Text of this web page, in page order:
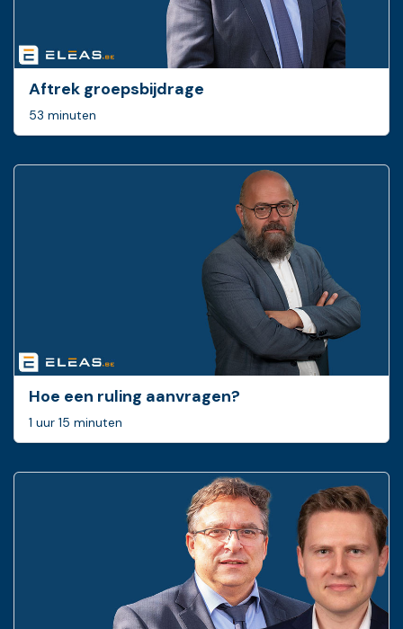
Aftrek groepsbijdrage
53 minuten
Hoe een ruling ­aanvragen?
1 uur 15 minuten